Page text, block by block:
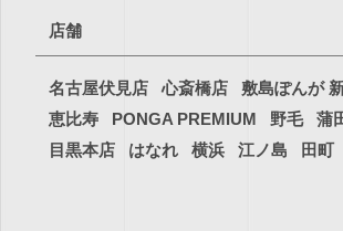
店舗
名古屋伏見店 心斎橋店 敷島ぽんが
恵比寿
PONGA PREMIUM 野毛 蒲
目黒本店
はなれ 横浜 江ノ島 田町